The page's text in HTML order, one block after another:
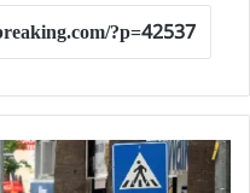
طابور
بطول